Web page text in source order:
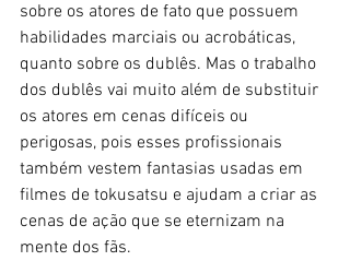
sobre os atores de fato que possuem
habilidades marciais ou acrobáticas,
quanto sobre os dublês. Mas o trabalho
dos dublês vai muito além de substituir
os atores em cenas difíceis ou
perigosas, pois esses profissionais
também vestem fantasias usadas em
filmes de tokusatsu e ajudam a criar as
cenas de ação que se eternizam na
mente dos fãs.